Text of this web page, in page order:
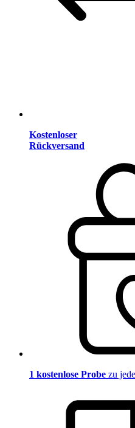
Kostenloser
Rückversand
1 kostenlose Probe zu